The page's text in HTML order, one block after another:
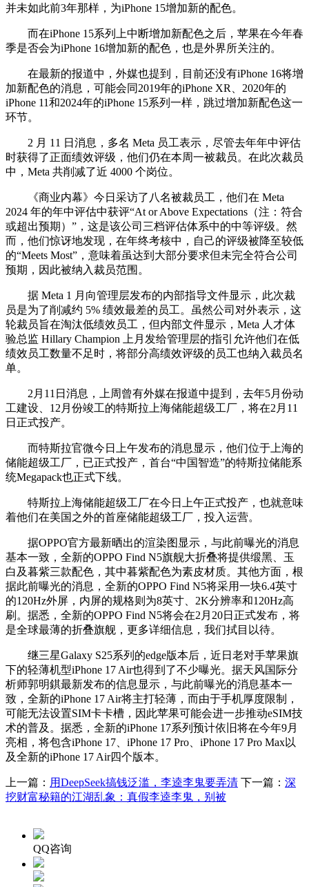
并未如此前3年那样，为iPhone 15增加新的配色。
而在iPhone 15系列上中断增加新配色之后，苹果在今年春
季是否会为iPhone 16增加新的配色，也是外界所关注的。
在最新的报道中，外媒也提到，目前还没有iPhone 16将增
加新配色的消息，可能会同2019年的iPhone XR、2020年的
iPhone 11和2024年的iPhone 15系列一样，跳过增加新配色这一
环节。
2 月 11 日消息，多名 Meta 员工表示，尽管去年年中评估
时获得了正面绩效评级，他们仍在本周一被裁员。在此次裁员
中，Meta 共削减了近 4000 个岗位。
《商业内幕》今日采访了八名被裁员工，他们在 Meta
2024 年的年中评估中获评“At or Above Expectations（注：符合
或超出预期）”，这是该公司三档评估体系中的中等评级。然
而，他们惊讶地发现，在年终考核中，自己的评级被降至较低
的“Meets Most”，意味着虽达到大部分要求但未完全符合公司
预期，因此被纳入裁员范围。
据 Meta 1 月向管理层发布的内部指导文件显示，此次裁
员是为了削减约 5% 绩效最差的员工。虽然公司对外表示，这
轮裁员旨在淘汰低绩效员工，但内部文件显示，Meta 人才体
验总监 Hillary Champion 上月发给管理层的指引允许他们在低
绩效员工数量不足时，将部分高绩效评级的员工也纳入裁员名
单。
2月11日消息，上周曾有外媒在报道中提到，去年5月份动
工建设、12月份竣工的特斯拉上海储能超级工厂，将在2月11
日正式投产。
而特斯拉官微今日上午发布的消息显示，他们位于上海的
储能超级工厂，已正式投产，首台“中国智造”的特斯拉储能系
统Megapack也正式下线。
特斯拉上海储能超级工厂在今日上午正式投产，也就意味
着他们在美国之外的首座储能超级工厂，投入运营。
据OPPO官方最新晒出的渲染图显示，与此前曝光的消息
基本一致，全新的OPPO Find N5旗舰大折叠将提供缎黑、玉
白及暮紫三款配色，其中暮紫配色为素皮材质。其他方面，根
据此前曝光的消息，全新的OPPO Find N5将采用一块6.4英寸
的120Hz外屏，内屏的规格则为8英寸、2K分辨率和120Hz高
刷。据悉，全新的OPPO Find N5将会在2月20日正式发布，将
是全球最薄的折叠旗舰，更多详细信息，我们拭目以待。
继三星Galaxy S25系列的edge版本后，近日老对手苹果旗
下的轻薄机型iPhone 17 Air也得到了不少曝光。据天风国际分
析师郭明錤最新发布的信息显示，与此前曝光的消息基本一
致，全新的iPhone 17 Air将主打轻薄，而由于手机厚度限制，
可能无法设置SIM卡卡槽，因此苹果可能会进一步推动eSIM技
术的普及。据悉，全新的iPhone 17系列预计依旧将在今年9月
亮相，将包含iPhone 17、iPhone 17 Pro、iPhone 17 Pro Max以
及全新的iPhone 17 Air四个版本。
上一篇： 用DeepSeek搞钱泛滥，李逵李鬼要弄清 下一篇： 深
挖财富秘籍的江湖乱象：真假李逵李鬼，别被
QQ咨询